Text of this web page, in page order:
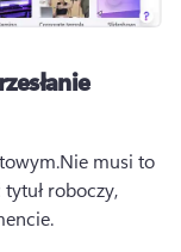
Nie musi to
roboczy,